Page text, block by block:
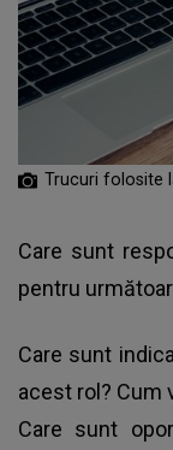
Trucuri folosite
Care sunt
pentru
Care sunt
acest rol? Cum
Care sunt